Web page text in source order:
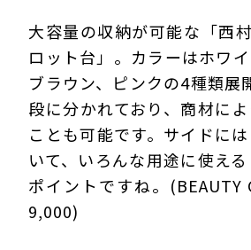
大容量の収納が可能な「西
ロット台」。カラーはホワイ
ブラウン、ピンクの4種類展
段に分かれており、商材に
ことも可能です。サイドに
いて、いろんな用途に使え
ポイントですね。(BEAUTY
9,000)